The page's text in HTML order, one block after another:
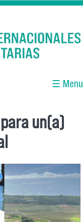
☰ Menu
un(a)